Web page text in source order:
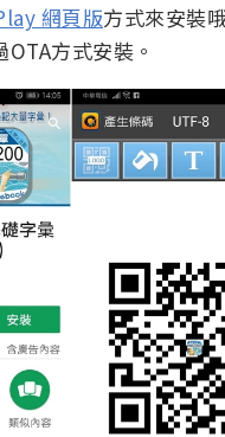
網頁版方式來安裝
方式安裝。